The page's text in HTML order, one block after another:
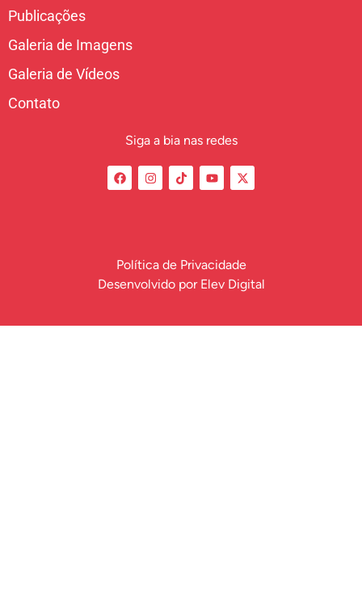
Publicações
Galeria de Imagens
Galeria de Vídeos
Contato
Siga a bia nas redes
Política de Privacidade
Desenvolvido por Elev Digital